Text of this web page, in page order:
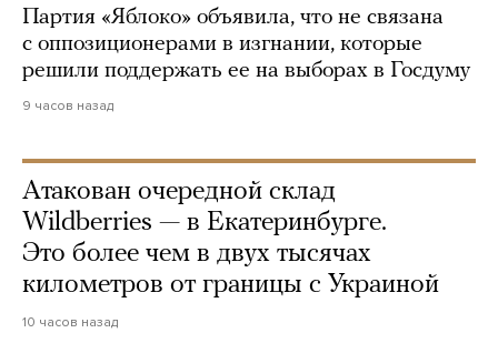
Партия «Яблоко» объявила, что не связана
с оппозиционерами в изгнании, которые
решили поддержать ее на выборах в Госдуму
9 часов назад
Атакован очередной склад
Wildberries — в Екатеринбурге.
Это более чем в двух тысячах
километров от границы с Украиной
10 часов назад